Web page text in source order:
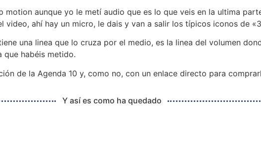
motion aunque yo le metí audio que es lo que veis en la ultima
ahí hay un micro, le dais y van a salir los típicos iconos de
una linea que lo cruza por el medio, es la linea del volumen
que habéis metido.
de la Agenda 10 y, como no, con un enlace directo para
Y así es como ha quedado